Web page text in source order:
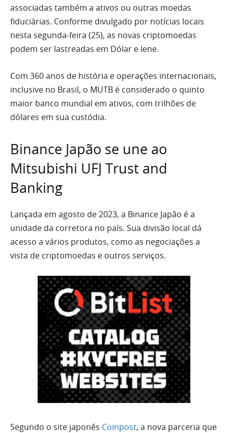
associadas também a ativos ou outras moedas
fiduciárias. Conforme divulgado por notícias locais
nesta segunda-feira (25), as novas criptomoedas
podem ser lastreadas em Dólar e Iene.
Com 360 anos de história e operações internacionais,
inclusive no Brasil, o MUTB é considerado o quinto
maior banco mundial em ativos, com trilhões de
dólares em sua custódia.
Binance Japão se une ao
Mitsubishi UFJ Trust and
Banking
Lançada em agosto de 2023, a Binance Japão é a
unidade da corretora no país. Sua divisão local dá
acesso a vários produtos, como as negociações a
vista de criptomoedas e outros serviços.
Segundo o site japonês Coinpost, a nova parceria que